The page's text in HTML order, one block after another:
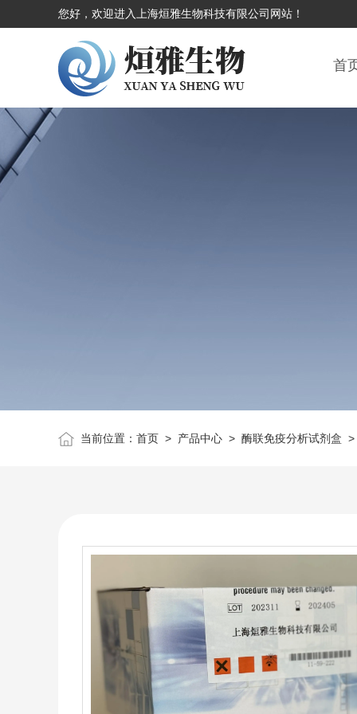
您好，欢迎进入上海烜雅生物科技有限公司网站！
首
当前位置： 首页> 产品中心> 酶联免疫分析试剂盒